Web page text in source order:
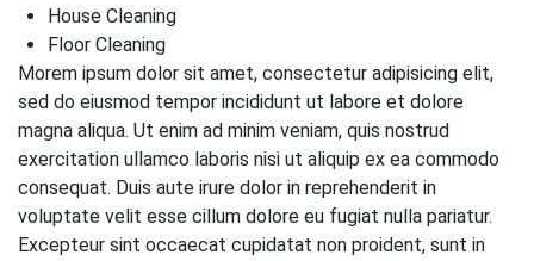
House Cleaning
Floor Cleaning
Morem ipsum dolor sit amet, consectetur adipisicing elit,
sed do eiusmod tempor incididunt ut labore et dolore
magna aliqua. Ut enim ad minim veniam, quis nostrud
exercitation ullamco laboris nisi ut aliquip ex ea commodo
consequat. Duis aute irure dolor in reprehenderit in
voluptate velit esse cillum dolore eu fugiat nulla pariatur.
Excepteur sint occaecat cupidatat non proident, sunt in